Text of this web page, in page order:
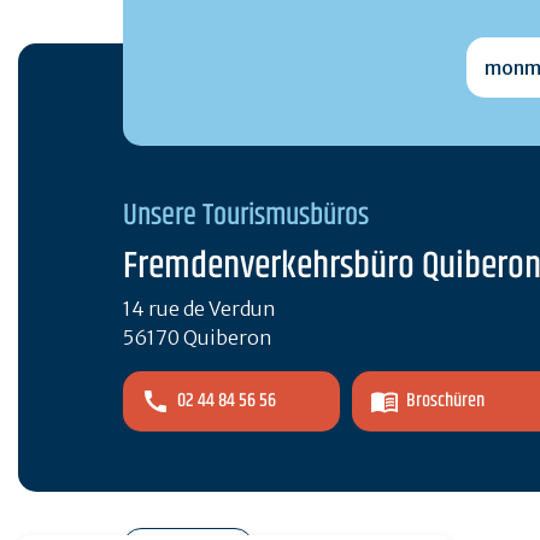
Unsere Tourismusbüros
Fremdenverkehrsbüro Quiberon
14 rue de Verdun
56170 Quiberon
02 44 84 56 56 Broschüren